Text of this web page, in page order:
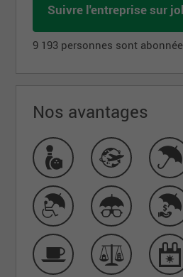
Suivre l'entreprise sur
9 193 personnes sont
Nos avantages